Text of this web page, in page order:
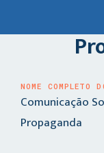
NOME COMPLETO
Comunicação
Propaganda